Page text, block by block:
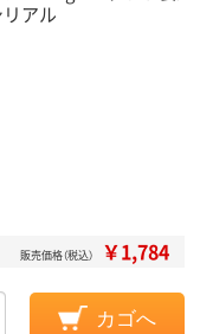
アル
販売価格（税込） ￥1,784
カゴへ